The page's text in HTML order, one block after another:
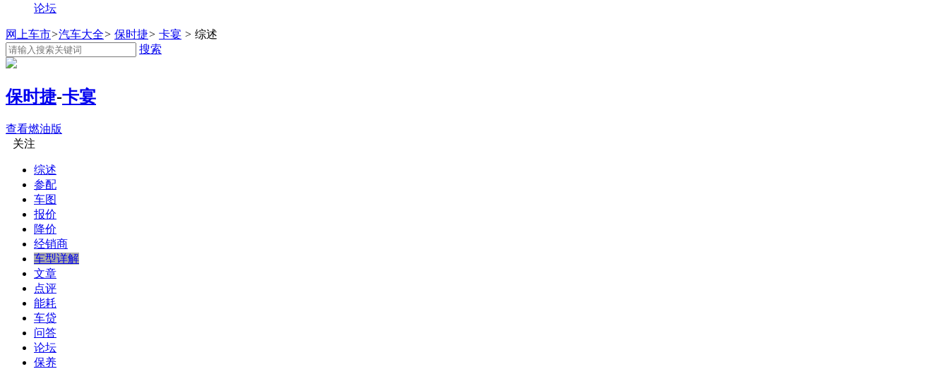
论坛
网上车市>汽车大全> 保时捷> 卡宴 > 综述
搜索
保时捷-卡宴
查看燃油版
关注
综述
参配
车图
报价
降价
经销商
车型详解
文章
点评
能耗
车贷
问答
论坛
保养